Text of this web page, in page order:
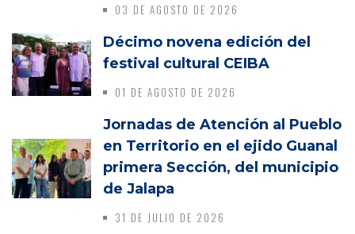
03 DE AGOSTO DE 2026
Décimo novena edición del
festival cultural CEIBA
01 DE AGOSTO DE 2026
Jornadas de Atención al Pueblo
en Territorio en el ejido Guanal
primera Sección, del municipio
de Jalapa
31 DE JULIO DE 2026